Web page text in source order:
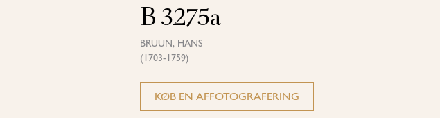
B 3275a
BRUUN, HANS
(1703-1759)
KØB EN AFFOTOGRAFERING